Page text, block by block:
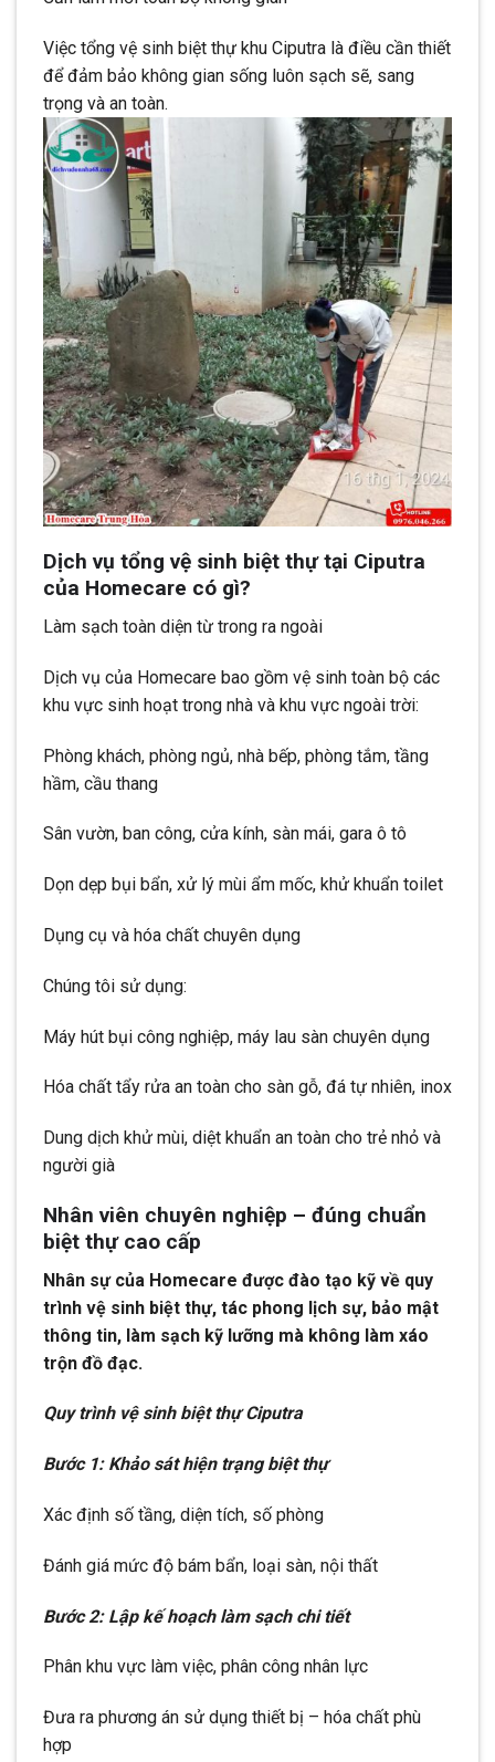
Việc tổng vệ sinh biệt thự khu Ciputra là điều cần thiết
để đảm bảo không gian sống luôn sạch sẽ, sang
trọng và an toàn.
Dịch vụ tổng vệ sinh biệt thự tại Ciputra
của Homecare có gì?
Làm sạch toàn diện từ trong ra ngoài
Dịch vụ của Homecare bao gồm vệ sinh toàn bộ các
khu vực sinh hoạt trong nhà và khu vực ngoài trời:
Phòng khách, phòng ngủ, nhà bếp, phòng tắm, tầng
hầm, cầu thang
Sân vườn, ban công, cửa kính, sàn mái, gara ô tô
Dọn dẹp bụi bẩn, xử lý mùi ẩm mốc, khử khuẩn toilet
Dụng cụ và hóa chất chuyên dụng
Chúng tôi sử dụng:
Máy hút bụi công nghiệp, máy lau sàn chuyên dụng
Hóa chất tẩy rửa an toàn cho sàn gỗ, đá tự nhiên, inox
Dung dịch khử mùi, diệt khuẩn an toàn cho trẻ nhỏ và
người già
Nhân viên chuyên nghiệp – đúng chuẩn
biệt thự cao cấp
Nhân sự của Homecare được đào tạo kỹ về quy
trình vệ sinh biệt thự, tác phong lịch sự, bảo mật
thông tin, làm sạch kỹ lưỡng mà không làm xáo
trộn đồ đạc.
Quy trình vệ sinh biệt thự Ciputra
Bước 1: Khảo sát hiện trạng biệt thự
Xác định số tầng, diện tích, số phòng
Đánh giá mức độ bám bẩn, loại sàn, nội thất
Bước 2: Lập kế hoạch làm sạch chi tiết
Phân khu vực làm việc, phân công nhân lực
Đưa ra phương án sử dụng thiết bị – hóa chất phù
hợp